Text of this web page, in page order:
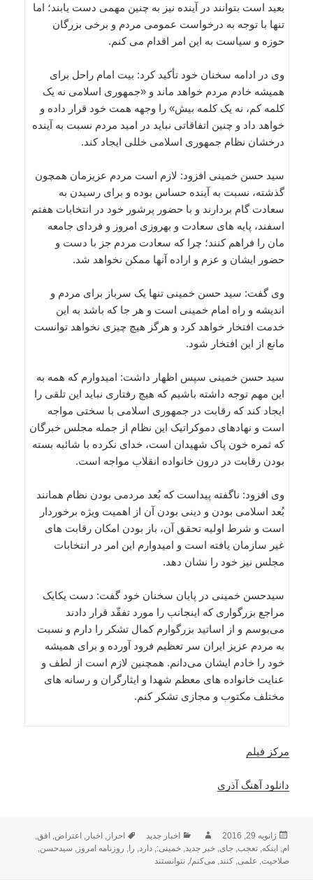
بعید است بتوانند در آینده نیز به چنین مهمی دست یابند؛ اما
تنها با توجه به درخواست عمومی مردم و برخی بزرگان
حوزه و سیاست به این امر اقدام می کنم.
وی در ادامه سخنان خود تأکید کرد: بیت امام راحل برای
همیشه خادم مردم خواهد ماند و «جمهوری اسلامی نه یک
کلمه کم، نه یک کلمه بیش» را وجهه همت خود قرار داده و
خواهد داد و چنین اتفاقاتی نباید در امید مردم نسبت به آینده
درخشان نظام جمهوری اسلامی خللی ایجاد کند.
سید حسن خمینی افزود: لازم است مردم عزیزمان همچون
گذشته، نسبت به آینده حساس بوده و برای رسیدن به
سعادت گام بردارند و با حضور پرشور خود در انتخابات هفتم
اسفند، پایه های سعادت و بهروزی امروز و فردای جامعه
مان را فراهم کنند؛ چرا که سعادت مردم جز با دست و
حضور ایشان و عزم و اراده آنها ممکن نخواهد شد.
وی گفت: سید حسن خمینی تنها یک سرباز برای مردم و
اندیشه و راه امام خمینی است و هر جا که باشد به این
خدمت افتخار خواهد کرد و هرگز هیچ چیزی نخواهد توانست
مانع از این افتخار شود.
سید حسن خمینی سپس اظهار داشت: امیدوارم که همه به
این مهم توجه داشته باشیم که هیچ رفتاری نباید این تلقی را
ایجاد کند که رقابت در جمهوری اسلامی با سختی مواجه
است و نهادهای دموکراتیک این نظام از جمله مجلس خبرگان
که ثمره خون پاک شهیدان است، خدای نکرده با شائبه بسته
بودن رقابت در درون خانواده انقلاب مواجه است.
وی افزود: ناگفته پیداست که بُعد مردمی بودن نظام همانند
بُعد اسلامی بودن و دینی بودن آن از اهمیت ویژه برخوردار
است و شرط اولیه تحقق آن، باز بودن امکان رقابت های
غیر سازمان یافته است و امیدوارم این امر در انتخابات
مجلس نیز خود را نشان دهد.
سیدحسن خمینی در پایان سخنان خود گفت: دست یکایک
مراجع بزرگواری که اینجانب را مورد تفقّد قرار دادند
می‌بوسم و از اساتید بزرگوارم کمال تشکر را دارم و نسبت
به مردم عزیز ایران سر تعظیم فرود آورده و برای همیشه
خود را خادم ایشان می‌دانم. همچنین لازم است از لطف و
عنایت خانواده های معظم شهدا و ایثارگران و رسانه های
مختلف مکتوب و مجازی تشکر کنم.
مرکز فیلم
دانلود آهنگ آذری
ارسال
شده
در
ژانویه 29, 2016 نویسندهدسته‌ها
اخبار جدید برچسب‌ها
احراز, اخبار, اعتراض, افق,
ام, اینکه,تعجب,جای,خبر جدید,خمینی:,دارد, را, روزنامه امروز, سیدحسن,
صلاحیت, علمی,کنند,می‌کنم/,نتوانستند